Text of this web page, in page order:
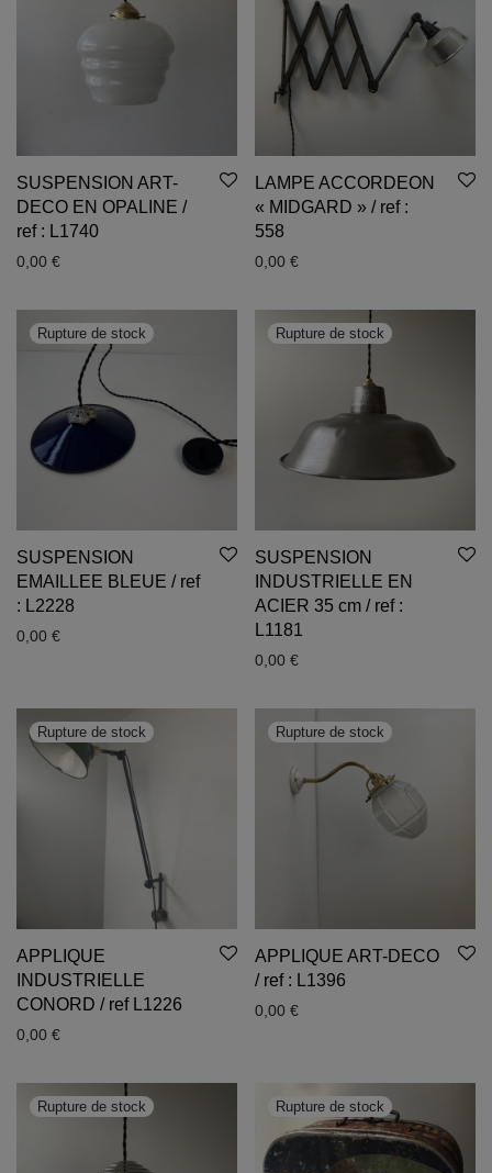
SUSPENSION ART-
DECO EN OPALINE /
ref : L1740
0,00 €
LAMPE ACCORDEON
« MIDGARD » / ref :
558
0,00 €
SUSPENSION
EMAILLEE BLEUE / ref
: L2228
0,00 €
SUSPENSION
INDUSTRIELLE EN
ACIER 35 cm / ref :
L1181
0,00 €
APPLIQUE
INDUSTRIELLE
CONORD / ref L1226
0,00 €
APPLIQUE ART-DECO
/ ref : L1396
0,00 €